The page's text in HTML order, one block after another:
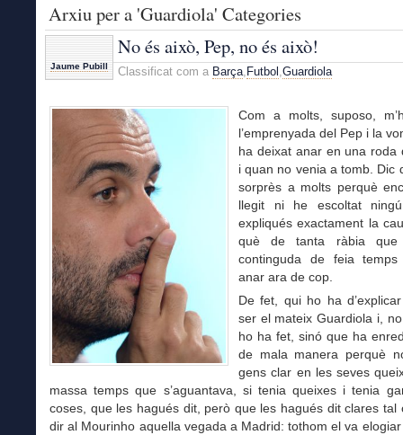
Arxiu per a 'Guardiola' Categories
Jaume Pubill
No és això, Pep, no és això!
Classificat com a Barça, Futbol ,Guardiola
Com a molts, suposo,
l’emprenyada del Pep i la
ha deixat anar en una roda
i quan no venia a tomb. Dic
sorprès a molts perquè
llegit ni he escoltat
expliqués exactament la
què de tanta ràbia que
continguda de feia
anar ara de cop.
De fet, qui ho ha
ser el mateix Guardiola i,
ho ha fet, sinó que ha
de mala manera perquè
gens clar en les seves
massa temps que s’aguantava, si tenia queixes i tenia
coses, que les hagués dit, però que les hagués dit clares tal
dir al Mourinho aquella vegada a Madrid: tothom el va